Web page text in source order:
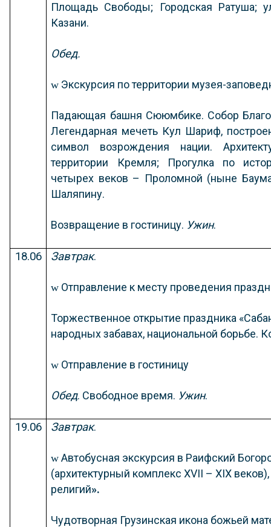
Площадь Свободы; Городская Ратуша;
Казани.
Обед.
w Экскурсия по территории музея-
Падающая башня Сююмбике. Собор
Легендарная мечеть Кул Шариф,
символ возрождения нации.
территории Кремля; Прогулка по
четырех веков – Проломной (ныне
Шаляпину.
Возвращение в гостиницу. Ужин.
18.06 Завтрак.
w Отправление к месту проведения
Торжественное открытие праздника
народных забавах, национальной борьбе.
w Отправление в гостиницу
Обед. Свободное время. Ужин.
19.06 Завтрак.
w Автобусная экскурсия в Раифский
(архитектурный комплекс ХVII – ХIХ
религий».
Чудотворная Грузинская икона божьей